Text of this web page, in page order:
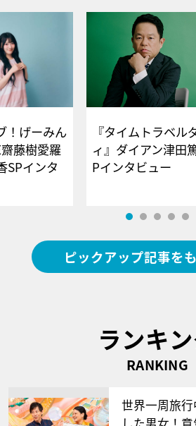
！げーみん
藤樹愛羅
SPインタ
『タイムトラベル
ィ』ダイアン津田
Pインタビ
ピックアップ記事を
ランキ
RANKING
世界一周旅